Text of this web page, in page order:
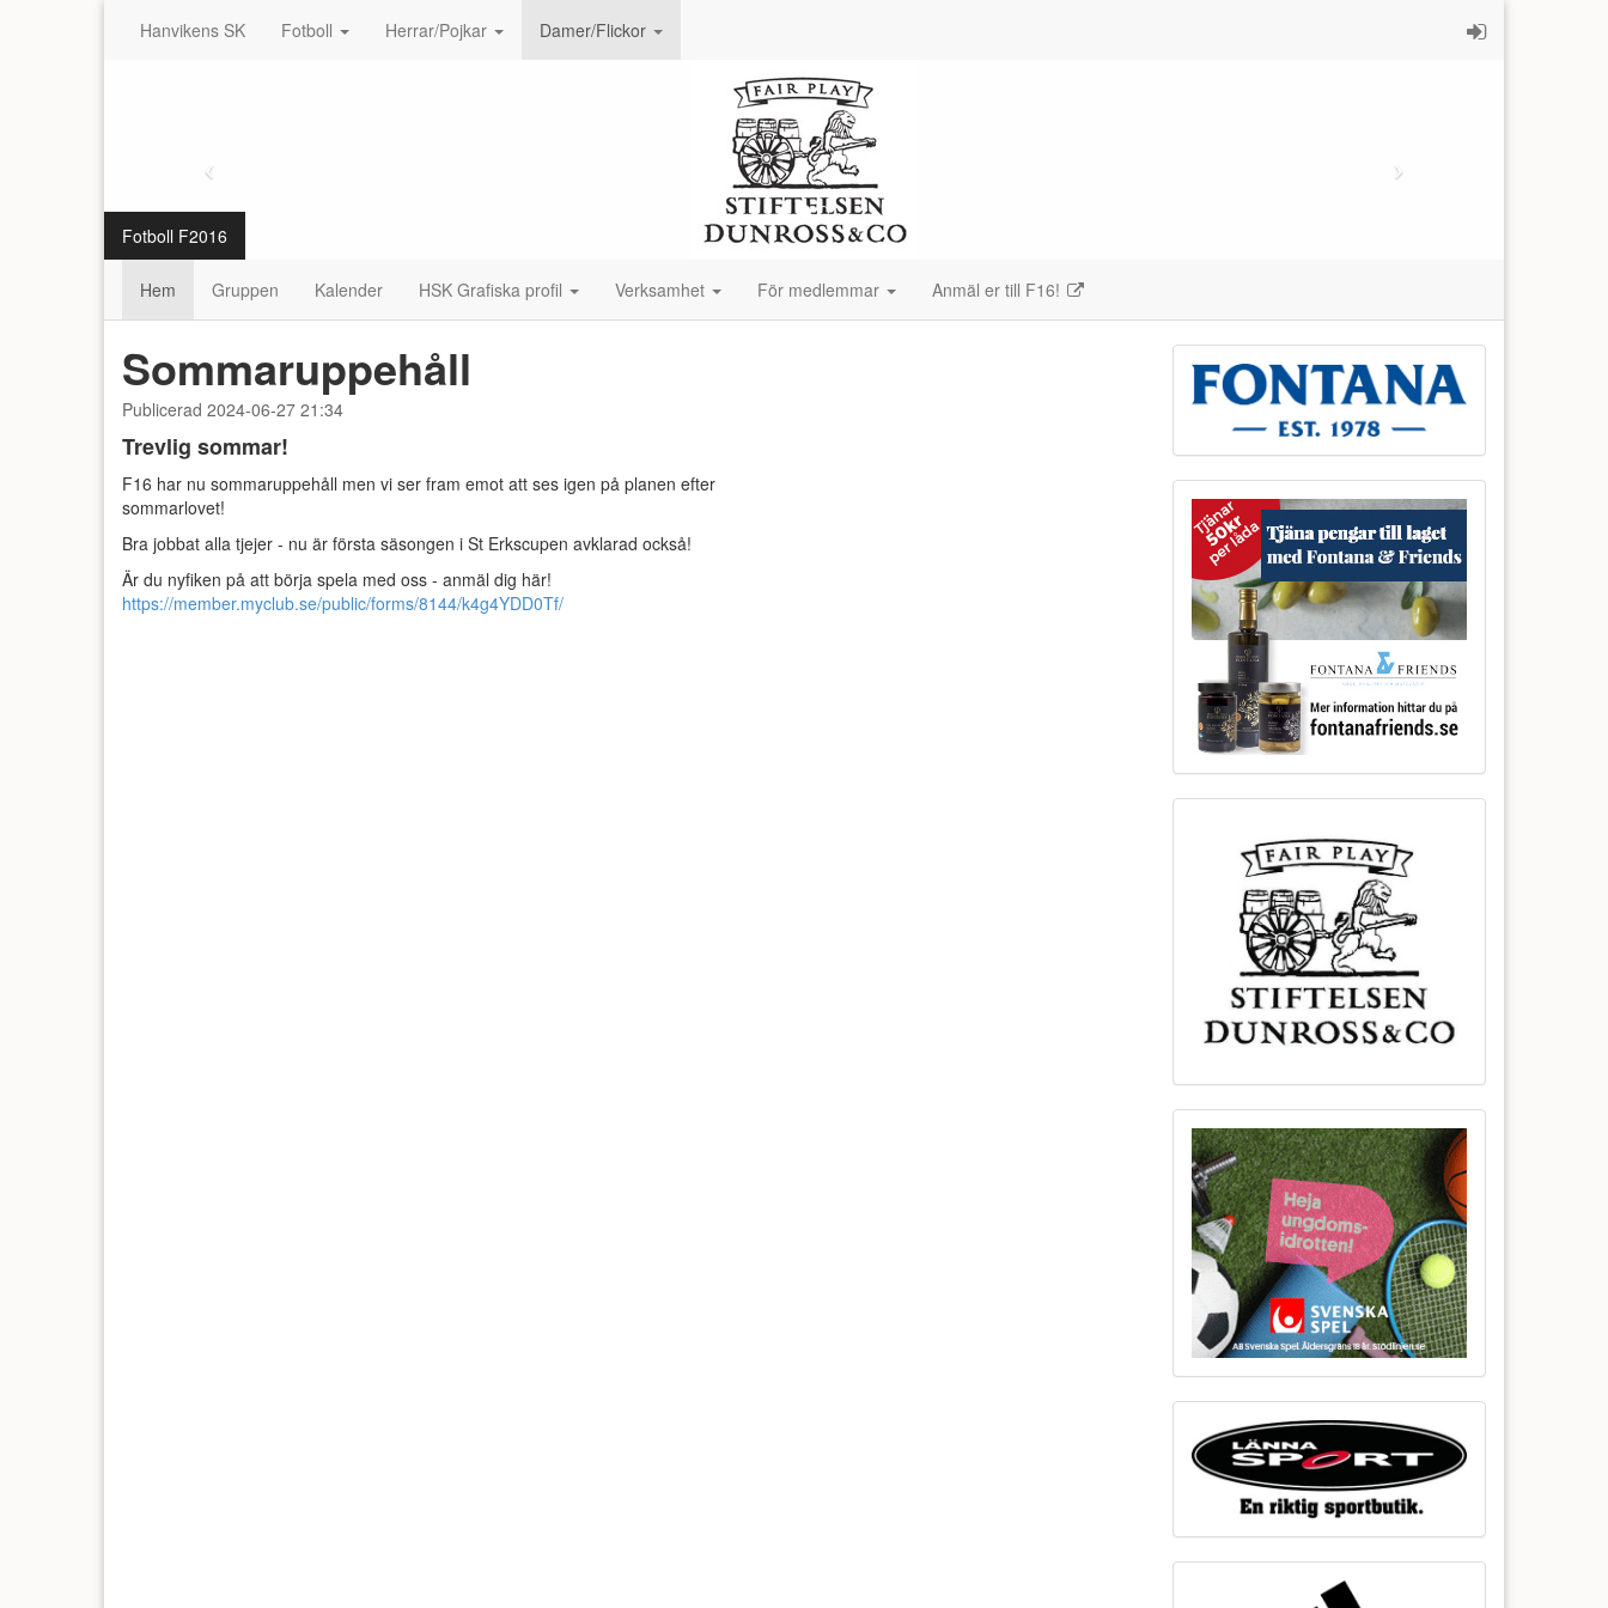
Hanvikens SK Fotboll Herrar/Pojkar Damer/Flickor
Fotboll F2016
Hem Gruppen Kalender HSK Grafiska profil Verksamhet För medlemmar Anmäl er till F16!
Sommaruppehåll
Publicerad 2024-06-27 21:34
Trevlig sommar!
F16 har nu sommaruppehåll men vi ser fram emot att ses igen på planen efter
sommarlovet!
Bra jobbat alla tjejer - nu är första säsongen i St Erkscupen avklarad också!
Är du nyfiken på att börja spela med oss - anmäl dig här!
https://member.myclub.se/public/forms/8144/k4g4YDD0Tf/